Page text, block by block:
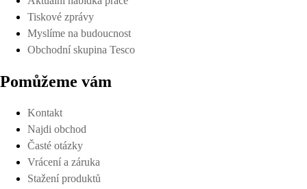
Tiskové zprávy
Myslíme na budoucnost
Obchodní skupina Tesco
Pomůžeme vám
Kontakt
Najdi obchod
Časté otázky
Vrácení a záruka
Stažení produktů